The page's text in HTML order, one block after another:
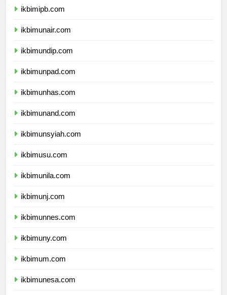
ikbimipb.com
ikbimunair.com
ikbimundip.com
ikbimunpad.com
ikbimunhas.com
ikbimunand.com
ikbimunsyiah.com
ikbimusu.com
ikbimunila.com
ikbimunj.com
ikbimunnes.com
ikbimuny.com
ikbimum.com
ikbimunesa.com